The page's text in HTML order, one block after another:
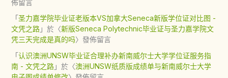
佈留言
「圣力嘉学院毕业证老版本VS加拿大Seneca新版学位证对比图 -
文凭之路」於〈新版Seneca Polytechnic毕业证与圣力嘉学院文
凭三天完成是真的吗〉發佈留言
「认识澳洲UNSW毕业证合理补办新南威尔士大学学位证服务指
南 - 文凭之路」於〈澳洲UNSW纸质版成绩单与新南威尔士大学